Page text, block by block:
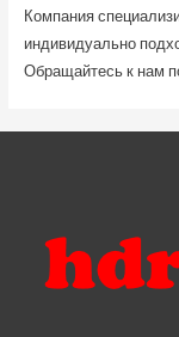
Компания
индивидуально
Обращайтесь к нам